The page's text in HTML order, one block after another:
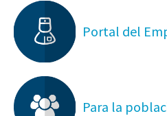
Portal del
Para la